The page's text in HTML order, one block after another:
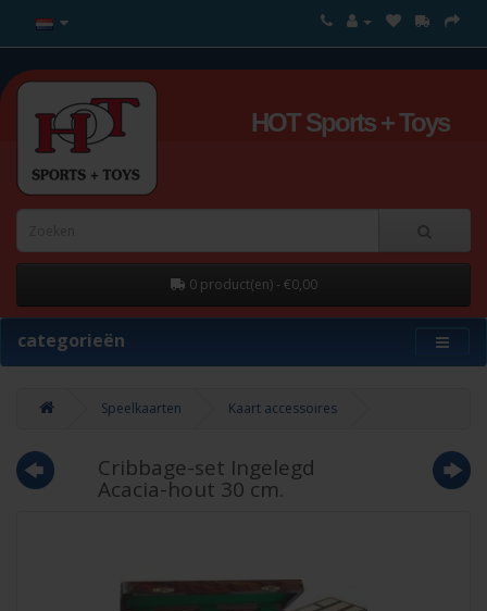
HOT Sports + Toys
0 product(en) - €0,00
categorieën
Speelkaarten Kaart accessoires
Cribbage-set Ingelegd
Acacia-hout 30 cm.